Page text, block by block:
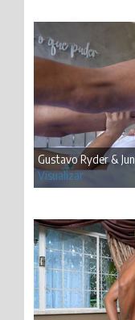
Gustavo Ryder &
Visualizar